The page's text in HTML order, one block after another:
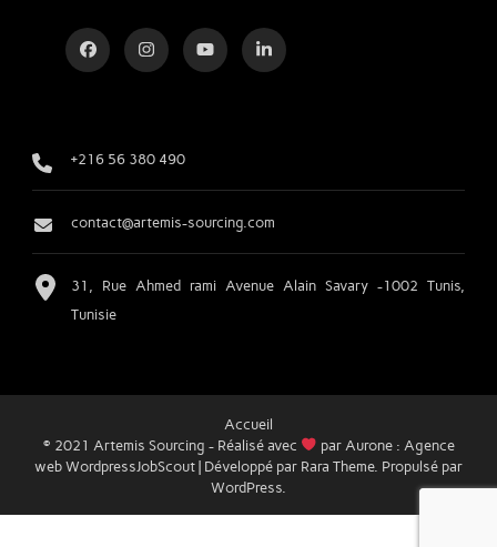
+216 56 380 490
contact@artemis-sourcing.com
31, Rue Ahmed rami Avenue Alain Savary -1002 Tunis,
Tunisie
Accueil
© 2021 Artemis Sourcing - Réalisé avec
par Aurone : Agence
web WordpressJobScout | Développé par Rara Theme. Propulsé par
WordPress